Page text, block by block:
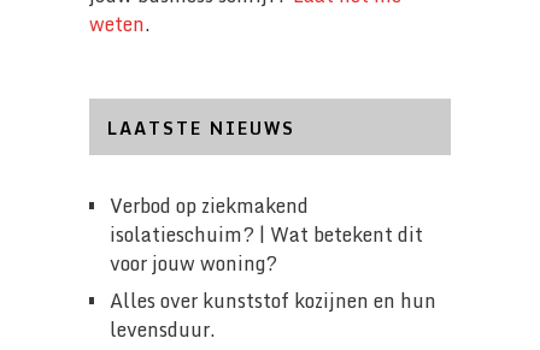
weten.
LAATSTE NIEUWS
Verbod op ziekmakend
isolatieschuim? | Wat betekent dit
voor jouw woning?
Alles over kunststof kozijnen en hun
levensduur.